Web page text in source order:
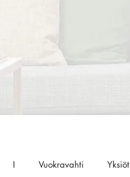
I Vuokravahti Yksiöt